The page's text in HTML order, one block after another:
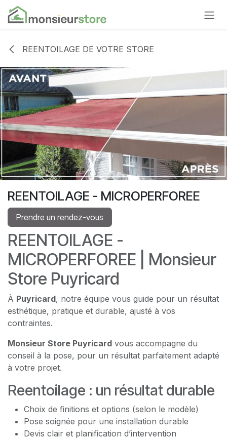
Se rendre au contenu
REENTOILAGE DE VOTRE STORE
REENTOILAGE - MICROPERFOREE
Prendre un rendez-vous
REENTOILAGE -
MICROPERFOREE | Monsieur
Store Puyricard
À Puyricard, notre équipe vous guide pour un résultat
esthétique, pratique et durable, ajusté à vos
contraintes.
Monsieur Store Puyricard vous accompagne du
conseil à la pose, pour un résultat parfaitement adapté
à votre projet.
Reentoilage : un résultat durable
Choix de finitions et options (selon le modèle)
Pose soignée pour une installation durable
Devis clair et planification d’intervention